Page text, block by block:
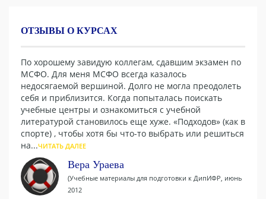
ОТЗЫВЫ О КУРСАХ
По хорошему завидую коллегам, сдавшим экзамен по
МСФО. Для меня МСФО всегда казалось
недосягаемой вершиной. Долго не могла преодолеть
себя и приблизится. Когда попыталась поискать
учебные центры и ознакомиться с учебной
литературой становилось еще хуже. «Подходов» (как в
спорте) , чтобы хотя бы что-то выбрать или решиться
на...ЧИТАТЬ ДАЛЕЕ
Вера Ураева
(Учебные материалы для подготовки к ДипИФР, июнь
2012